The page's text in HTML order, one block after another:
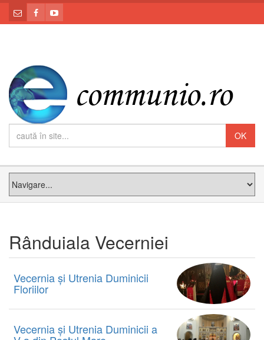
Rânduiala Vecerniei
Vecernia și Utrenia Duminicii
Floriilor
Vecernia și Utrenia Duminicii a